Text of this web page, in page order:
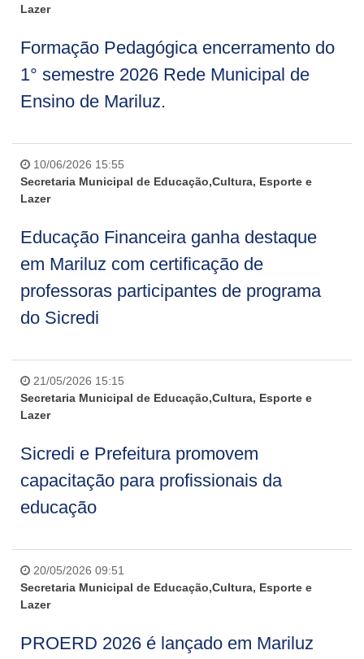
Lazer
Formação Pedagógica encerramento do
1° semestre 2026 Rede Municipal de
Ensino de Mariluz.
10/06/2026 15:55
Secretaria Municipal de Educação,Cultura, Esporte e
Lazer
Educação Financeira ganha destaque
em Mariluz com certificação de
professoras participantes de programa
do Sicredi
21/05/2026 15:15
Secretaria Municipal de Educação,Cultura, Esporte e
Lazer
Sicredi e Prefeitura promovem
capacitação para profissionais da
educação
20/05/2026 09:51
Secretaria Municipal de Educação,Cultura, Esporte e
Lazer
PROERD 2026 é lançado em Mariluz